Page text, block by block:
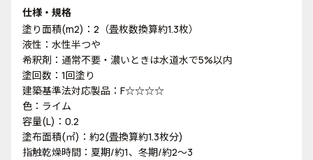
仕様・規格
塗り面積(m2)：2（畳枚数換算約1.3枚）
液性：水性半つや
希釈剤：通常不要・濃いときは水道水で5%以内
塗回数：1回塗り
建築基準法対応製品：F☆☆☆☆
色：ライム
容量(L)：0.2
塗布面積(㎡)：約2(畳換算約1.3枚分)
指触乾燥時間：夏期/約1、冬期/約2～3